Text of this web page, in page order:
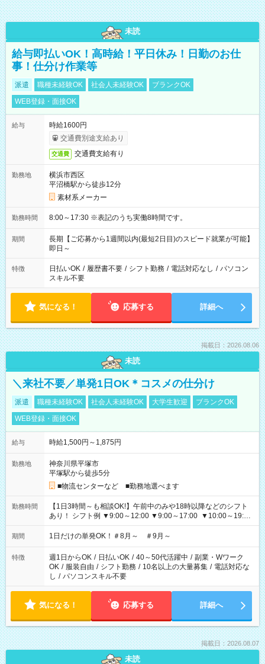
未読
給与即払いOK！高時給！平日休み！日勤のお仕
事！仕分け作業等
派遣 職種未経験OK 社会人未経験OK
ブランクOK
WEB登録・面接OK
給与
時給1600円
交通費別途支給あり
交通費 交通費支給有り
勤務地
横浜市西区
平沼橋駅から徒歩12分
素材系メーカー
勤務時間 8:00～17:30 ※表記のうち実働8時間です。
期間
長期【ご応募から1週間以内(最短2日目)のスピード就業が可能】
即日～
特徴 日払いOK / 履歴書不要 / シフト勤務 / 電話対応なし / パソコン
スキル不要
気になる！ 応募する 詳細へ
掲載日：2026.08.06
未読
＼来社不要／単発1日OK＊コスメの仕分け
派遣 職種未経験OK 社会人未経験OK 大学生歓迎
ブランクOK
WEB登録・面接OK
給与 時給1,500円～1,875円
勤務地
神奈川県平塚市
平塚駅から徒歩5分
■物流センターなど ■勤務地選べます
勤務時間
【1日3時間～も相談OK!】午前中のみや18時以降などのシフト
あり！ シフト例 ▼9:00～12:00 ▼9:00～17:00 ▼10:00～19:00
▼18:00～21:00
期間 1日だけの単発OK！＃8月～ ＃9月～
特徴 週1日からOK / 日払いOK / 40～50代活躍中 / 副業・Wワーク
OK / 服装自由 / シフト勤務 / 10名以上の大量募集 / 電話対応な
し / パソコンスキル不要
気になる！ 応募する 詳細へ
掲載日：2026.08.07
未読